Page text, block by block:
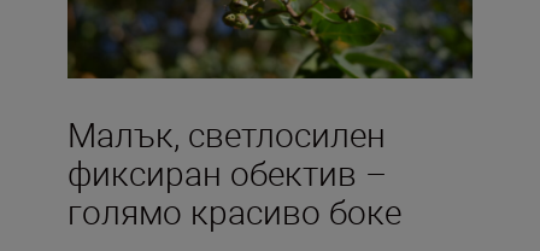
Малък, светлосилен
фиксиран обектив –
голямо красиво боке